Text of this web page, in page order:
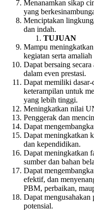
Menanamkan sikap
yang
Menciptakan
dan indah.
TUJUAN
Mampu
kegiatan serta
Dapat bersaing
dalam even prestasi.
Dapat memiliki dasar-
keterampilan untuk
yang lebih tinggi.
Meningkatkan nilai
Penggerak dan
Dapat
Dapat meningkatkan
dan kependidikan.
Dapat meningkatkan
sumber dan bahan
Dapat
efektif, dan
PBM, perbaikan,
Dapat mengusahakan
potensial.